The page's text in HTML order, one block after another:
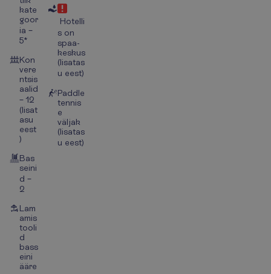
kate
goor
ia –
5*
Kon
vere
ntsis
aalid
– 12
(lisat
asu
eest
)
Bas
seini
d –
2
Lam
amis
tooli
d
bass
eini
ääre
Hotelli
s on
spaa-
keskus
(lisatas
u eest)
Paddle
tennis
e
väljak
(lisatas
u eest)